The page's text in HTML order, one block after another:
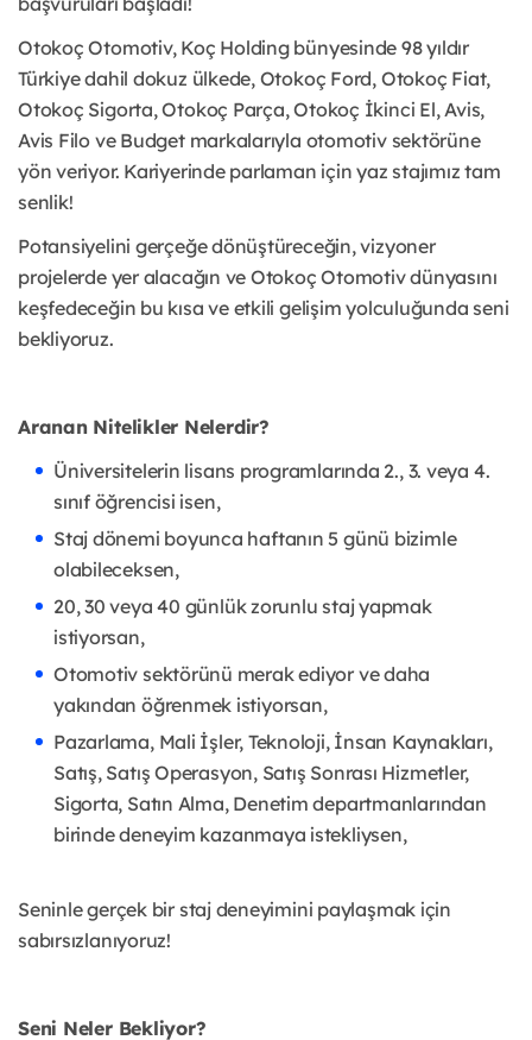
Otokoç Otomotiv, Koç Holding bünyesinde 98 yıldır
Türkiye dahil dokuz ülkede, Otokoç Ford, Otokoç Fiat,
Otokoç Sigorta, Otokoç Parça, Otokoç İkinci El, Avis,
Avis Filo ve Budget markalarıyla otomotiv sektörüne
yön veriyor. Kariyerinde parlaman için yaz stajımız tam
senlik!
Potansiyelini gerçeğe dönüştüreceğin, vizyoner
projelerde yer alacağın ve Otokoç Otomotiv dünyasını
keşfedeceğin bu kısa ve etkili gelişim yolculuğunda seni
bekliyoruz.
Aranan Nitelikler Nelerdir?
Üniversitelerin lisans programlarında 2., 3. veya 4.
sınıf öğrencisi isen,
Staj dönemi boyunca haftanın 5 günü bizimle
olabileceksen,
20, 30 veya 40 günlük zorunlu staj yapmak
istiyorsan,
Otomotiv sektörünü merak ediyor ve daha
yakından öğrenmek istiyorsan,
Pazarlama, Mali İşler, Teknoloji, İnsan Kaynakları,
Satış, Satış Operasyon, Satış Sonrası Hizmetler,
Sigorta, Satın Alma, Denetim departmanlarından
birinde deneyim kazanmaya istekliysen,
Seninle gerçek bir staj deneyimini paylaşmak için
sabırsızlanıyoruz!
Seni Neler Bekliyor?